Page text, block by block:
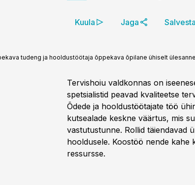
Kuula Jaga Salvesta
tudeng ja hooldustöötaja õppekava õpilane ühiselt
Tervishoiu valdkonnas on
spetsialistid peavad kvaliteetse
Õdede ja hooldustöötajate töö
kutsealade keskne väärtus, mis
vastutustunne. Rollid täiendavad
hooldusele. Koostöö nende kahe
ressursse.